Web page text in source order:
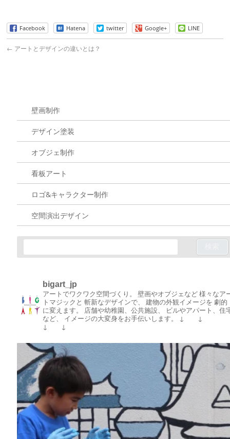
Facebook Hatena twitter Google+ LINE
← アートとデザインの違いとは？
壁画制作
デザイン塗装
オブジェ制作
看板アート
ロゴ&キャラクター制作
空間演出デザイン
bigart_jp
アートでワクワク空間づくり。 壁画やオブジェなど様々なア
トマジックと 斬新なデザインで、 建物の外観イメージを 劇的
に変えます。
店舗や幼稚園、公共施設、
ビルやアパート、住
など、
イメージの大変身をお手伝いします。
↓ ↓
↓ ↓